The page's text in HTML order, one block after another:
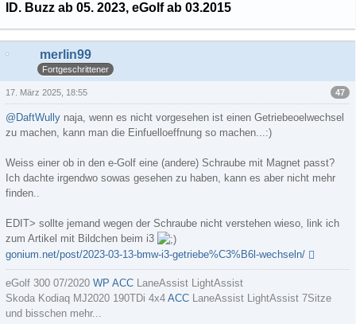
ID. Buzz ab 05. 2023, eGolf ab 03.2015
merlin99
Fortgeschrittener
47
17. März 2025, 18:55
@DaftWully naja, wenn es nicht vorgesehen ist einen Getriebeoelwechsel
zu machen, kann man die Einfuelloeffnung so machen...:)
Weiss einer ob in den e-Golf eine (andere) Schraube mit Magnet passt?
Ich dachte irgendwo sowas gesehen zu haben, kann es aber nicht mehr
finden..
EDIT> sollte jemand wegen der Schraube nicht verstehen wieso, link ich
zum Artikel mit Bildchen beim i3
gonium.net/post/2023-03-13-bmw-i3-getriebe%C3%B6l-wechseln/
eGolf 300 07/2020 WP ACC LaneAssist LightAssist
Skoda Kodiaq MJ2020 190TDi 4x4 ACC LaneAssist LightAssist 7Sitze
und bisschen mehr...